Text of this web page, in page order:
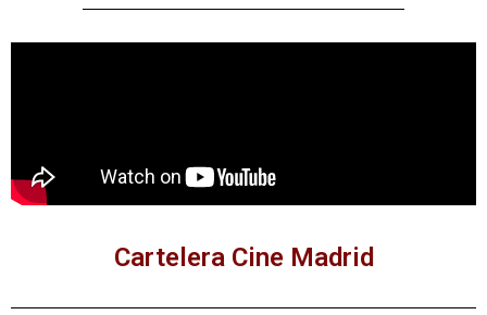
Cartelera Cine Madrid